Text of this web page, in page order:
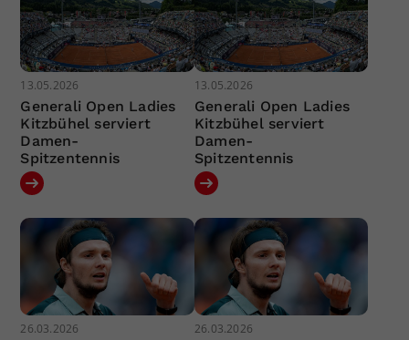
13.05.2026
Generali Open Ladies
Kitzbühel serviert
Damen-
Spitzentennis
13.05.2026
Generali Open Ladies
Kitzbühel serviert
Damen-
Spitzentennis
26.03.2026 26.03.2026